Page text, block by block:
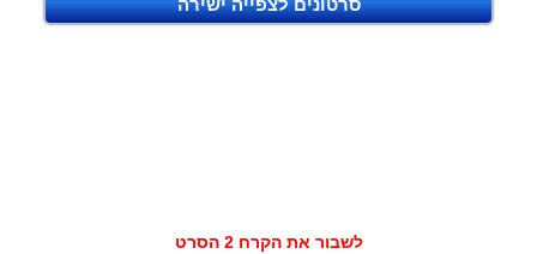
סרטונים לצפייה ישירה
לשבור את הקרח 2 הסרט